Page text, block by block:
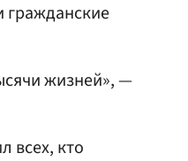
гражданские
жизней», —
всех, кто